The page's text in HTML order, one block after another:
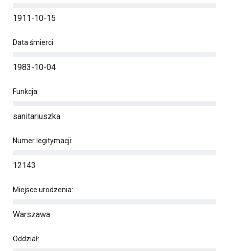
1911-10-15
Data śmierci:
1983-10-04
Funkcja:
sanitariuszka
Numer legitymacji:
12143
Miejsce urodzenia:
Warszawa
Oddział: